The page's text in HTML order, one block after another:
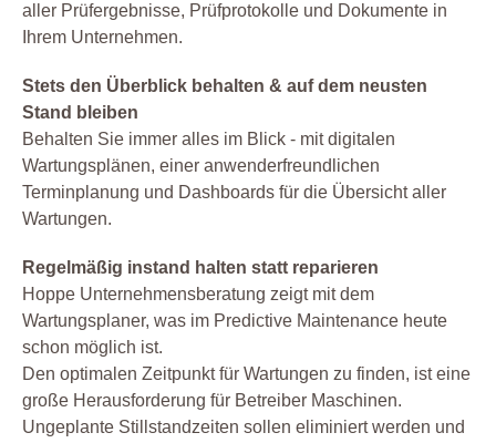
aller Prüfergebnisse, Prüfprotokolle und Dokumente in
Ihrem Unternehmen.
Stets den Überblick behalten & auf dem neusten
Stand bleiben
Behalten Sie immer alles im Blick - mit digitalen
Wartungsplänen, einer anwenderfreundlichen
Terminplanung und Dashboards für die Übersicht aller
Wartungen.
Regelmäßig instand halten statt reparieren
Hoppe Unternehmensberatung zeigt mit dem
Wartungsplaner, was im Predictive Maintenance heute
schon möglich ist.
Den optimalen Zeitpunkt für Wartungen zu finden, ist eine
große Herausforderung für Betreiber Maschinen.
Ungeplante Stillstandzeiten sollen eliminiert werden und